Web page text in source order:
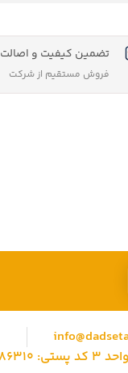
تضمین کیفیت و اصالت
فروش مستقیم از شرکت